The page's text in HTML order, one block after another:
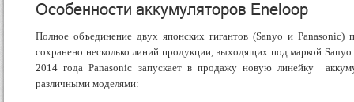
Особенности аккумуляторов Eneloop
Полное объединение двух японских гигантов (Sanyo и
сохранено несколько линий продукции, выходящих под маркой
2014 года Panasonic запускает в продажу новую линейку
различными моделями: